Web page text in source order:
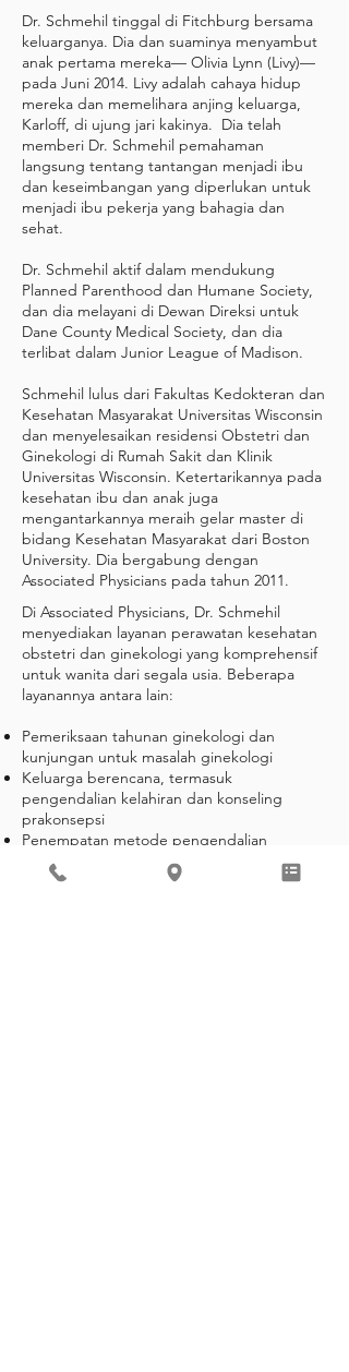
Dr. Schmehil tinggal di Fitchburg bersama
keluarganya. Dia dan suaminya menyambut
anak pertama mereka— Olivia Lynn (Livy)—
pada Juni 2014. Livy adalah cahaya hidup
mereka dan memelihara anjing keluarga,
Karloff, di ujung jari kakinya. Dia telah
memberi Dr. Schmehil pemahaman
langsung tentang tantangan menjadi ibu
dan keseimbangan yang diperlukan untuk
menjadi ibu pekerja yang bahagia dan
sehat.
Dr. Schmehil aktif dalam mendukung
Planned Parenthood dan Humane Society,
dan dia melayani di Dewan Direksi untuk
Dane County Medical Society, dan dia
terlibat dalam Junior League of Madison.
Schmehil lulus dari Fakultas Kedokteran dan
Kesehatan Masyarakat Universitas Wisconsin
dan menyelesaikan residensi Obstetri dan
Ginekologi di Rumah Sakit dan Klinik
Universitas Wisconsin. Ketertarikannya pada
kesehatan ibu dan anak juga
mengantarkannya meraih gelar master di
bidang Kesehatan Masyarakat dari Boston
University. Dia bergabung dengan
Associated Physicians pada tahun 2011.
Di Associated Physicians, Dr. Schmehil
menyediakan layanan perawatan kesehatan
obstetri dan ginekologi yang komprehensif
untuk wanita dari segala usia. Beberapa
layanannya antara lain:
Pemeriksaan tahunan ginekologi dan
kunjungan untuk masalah ginekologi
Keluarga berencana, termasuk
pengendalian kelahiran dan konseling
prakonsepsi
Penempatan metode pengendalian
kelahiran jangka panjang, seperti IUD dan
implan Nexplanon